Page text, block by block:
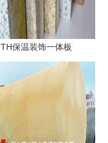
TH保温装饰一体板